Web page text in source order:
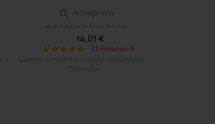
 Anteprima
Lampadina Led P26s Moto Scooter
Bianca Luminosa 6000k
14,01 €
star star star star star 23 Recensioni